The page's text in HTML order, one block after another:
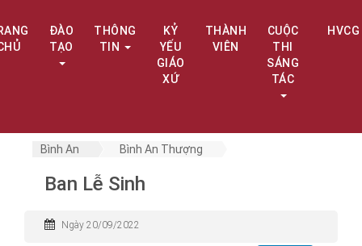
ĐÀO
TẠO
THÔNG
TIN
KỶ
YẾU
GIÁO
XỨ
THÀNH
VIÊN
CUỘC
THI
SÁNG
TÁC
HVCG
Bình An Bình An Thượng
Ban Lễ Sinh
Ngày 20/09/2022